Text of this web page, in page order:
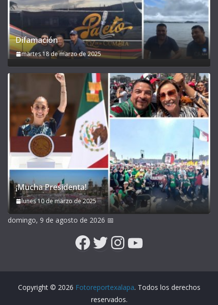
Difamación
martes 18 de marzo de 2025
¡Mucha Presidenta!
lunes 10 de marzo de 2025
domingo, 9 de agosto de 2026 📅
Facebook
Twitter
Instagram
YouTube
Copyright © 2026 Fotoreportexalapa. Todos los derechos
reservados.